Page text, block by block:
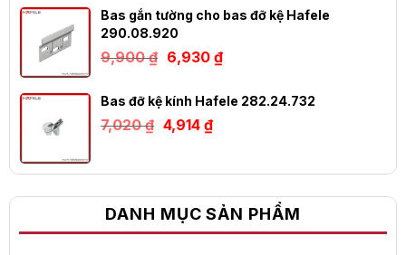
181,000 ₫. là:
126,700 ₫.
Bas gắn tường cho bas đỡ kệ Hafele
290.08.920
9,900₫ Giá
gốc
9,900 ₫.
6,930 ₫Giá
hiện
là:
Bas đỡ kệ kính Hafele 282.24.732
7,020₫ Giá
gốc
4,914 ₫Giá
hiện
DANH MỤC SẢN PHẨM